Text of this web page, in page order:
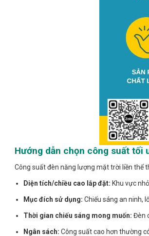
Hướng dẫn chọn công suất tối
Công suất đèn năng lượng mặt trời liền thể
Diện tích/chiều cao lắp đặt: Khu vực
Mục đích sử dụng: Chiếu sáng an ninh,
Thời gian chiếu sáng mong muốn: Đèn
Ngân sách: Công suất cao hơn thường